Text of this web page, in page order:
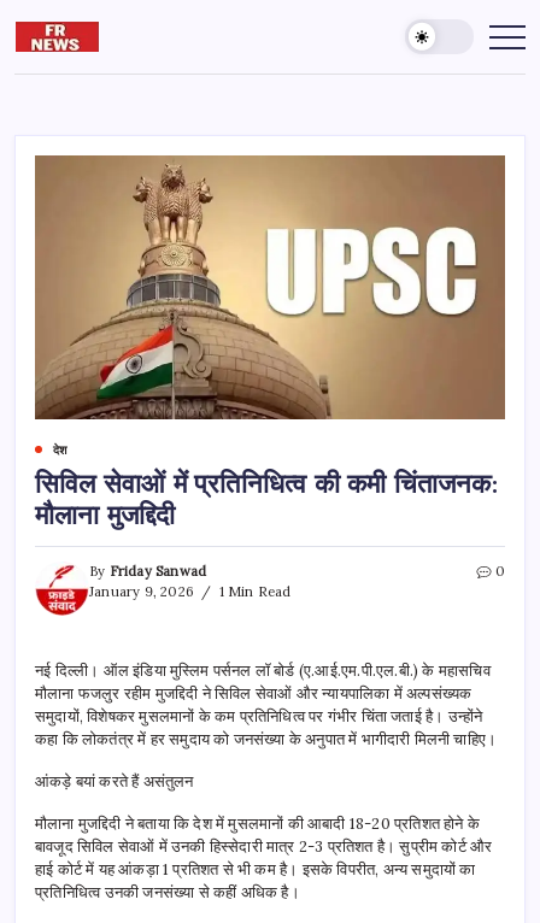
content
Friday
reporter
दुनिया
आख़िरत
पढ़ते
देश
सिविल सेवाओं में प्रतिनिधित्व की कमी चिंताजनक:
मौलाना मुजद्दिदी
By Friday Sanwad
January 9, 2026
1 Min Read
0
नई दिल्ली। ऑल इंडिया मुस्लिम पर्सनल लॉ बोर्ड (ए.आई.एम.पी.एल.बी.) के महासचिव
मौलाना फजलुर रहीम मुजद्दिदी ने सिविल सेवाओं और न्यायपालिका में अल्पसंख्यक
समुदायों, विशेषकर मुसलमानों के कम प्रतिनिधित्व पर गंभीर चिंता जताई है। उन्होंने
कहा कि लोकतंत्र में हर समुदाय को जनसंख्या के अनुपात में भागीदारी मिलनी चाहिए।
आंकड़े बयां करते हैं असंतुलन
मौलाना मुजद्दिदी ने बताया कि देश में मुसलमानों की आबादी 18-20 प्रतिशत होने के
बावजूद सिविल सेवाओं में उनकी हिस्सेदारी मात्र 2-3 प्रतिशत है। सुप्रीम कोर्ट और
हाई कोर्ट में यह आंकड़ा 1 प्रतिशत से भी कम है। इसके विपरीत, अन्य समुदायों का
प्रतिनिधित्व उनकी जनसंख्या से कहीं अधिक है।